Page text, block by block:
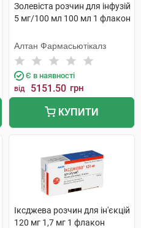
Золевіста розчин для інфузій
5 мг/100 мл 100 мл 1 флакон
Алтан Фармасьютікалз
Є в наявності
від 5151.50 грн
КУПИТИ
Іксджева розчин для ін'єкцій
120 мг 1,7 мг 1 флакон